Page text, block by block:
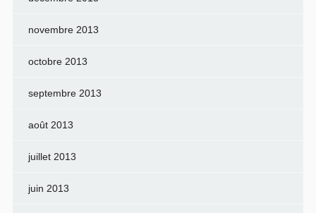
novembre 2013
octobre 2013
septembre 2013
août 2013
juillet 2013
juin 2013